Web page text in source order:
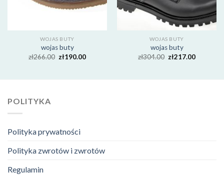
WOJAS BUTY
wojas buty
zł266.00 zł190.00
WOJAS BUTY
wojas buty
zł304.00 zł217.00
POLITYKA
Polityka prywatności
Polityka zwrotów i zwrotów
Regulamin